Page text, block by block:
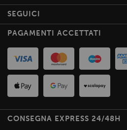
SEGUICI
PAGAMENTI ACCETTATI
CONSEGNA EXPRESS 24/48H